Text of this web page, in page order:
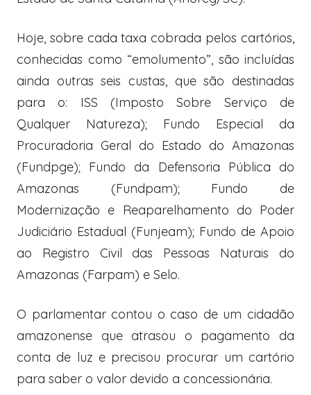
Hoje, sobre cada taxa cobrada pelos cartórios,
conhecidas como “emolumento”, são incluídas
ainda outras seis custas, que são destinadas
para o: ISS (Imposto Sobre Serviço de
Qualquer Natureza); Fundo Especial da
Procuradoria Geral do Estado do Amazonas
(Fundpge); Fundo da Defensoria Pública do
Amazonas (Fundpam); Fundo de
Modernização e Reaparelhamento do Poder
Judiciário Estadual (Funjeam); Fundo de Apoio
ao Registro Civil das Pessoas Naturais do
Amazonas (Farpam) e Selo.
O parlamentar contou o caso de um cidadão
amazonense que atrasou o pagamento da
conta de luz e precisou procurar um cartório
para saber o valor devido a concessionária.